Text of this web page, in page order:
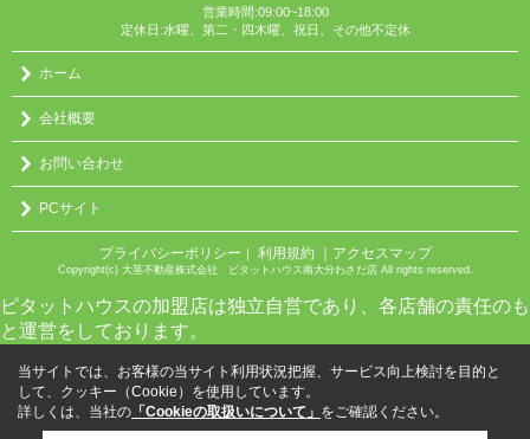
営業時間:09:00~18:00
定休日:水曜、第二・四木曜、祝日、その他不定休
ホーム
会社概要
お問い合わせ
PCサイト
プライバシーポリシー ｜ 利用規約 ｜アクセスマップ
Copyright(c) 大茎不動産株式会社 ピタットハウス南大分わさだ店 All rights reserved.
ピタットハウスの加盟店は独立自営であり、各店舗の責任のも
と運営をしております。
当サイトでは、お客様の当サイト利用状況把握、サービス向上検討を目的と
して、クッキー（Cookie）を使用しています。
詳しくは、当社の 「Cookieの取扱いについて」 をご確認ください。